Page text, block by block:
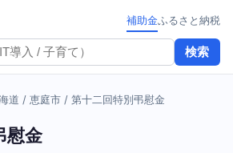
検索
補助金ふるさと納税
道 / 恵庭市 / 第十二回特別弔慰金
慰金